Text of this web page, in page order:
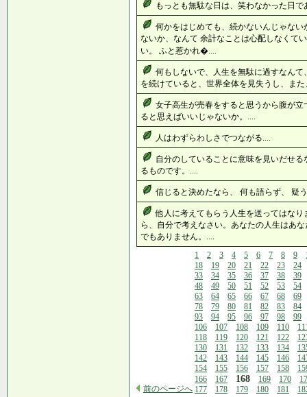
もっとも無駄な日は、笑わなかった日
何かをはじめても、続かないんじゃな
ないか、なんて 余計なことは心配しなくて
い。 ふと惹かれ�....
何もしないで、人生を無駄に過すなん
を続けていると、世界全体を見失うし、ま
女子高生が売春をすると思うから腹が
ると思えばいいじゃないか。....
人はわずらわしさでつながる....
自分のしていることに意味を見いだせ
るものです。....
信じると決めたなら、 何も語らず、 疑
他人に考えてもらう人生を送ってはな
ら、自分で考えなさい。あなたの人生はあ
でもありません。....
前のページへ
1 2 3 4 5 6 7 8 9
18
19 20 21 22 23
24
33
34 35 36 37 38
39
48
49 50 51 52 53
54
63
64 65 66 67 68
69
78
79 80 81 82 83
84
93
94 95 96 97 98
99
106
107 108 109 110
118
119 120 121 122
130
131 132 133 134
142
143 144 145 146
154
155 156 157 158
166
167 168 169 170
177
178 179 180 181